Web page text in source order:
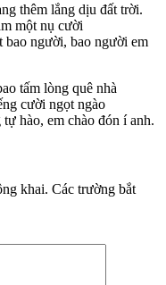
thêm lắng dịu đất trời.
một nụ cười
bao người, bao người em
tấm lòng quê nhà
cười ngọt ngào
hào, em chào đón í anh.
khai. Các trường bắt